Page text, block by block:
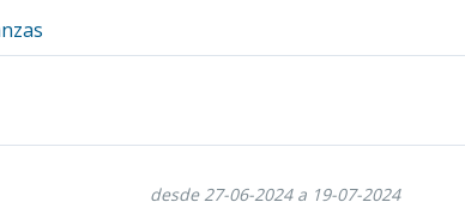
desde 27-06-2024 a 19-07-2024